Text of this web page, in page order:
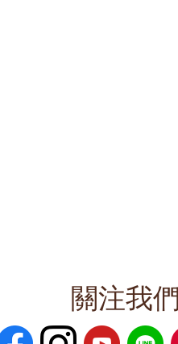
關注我們